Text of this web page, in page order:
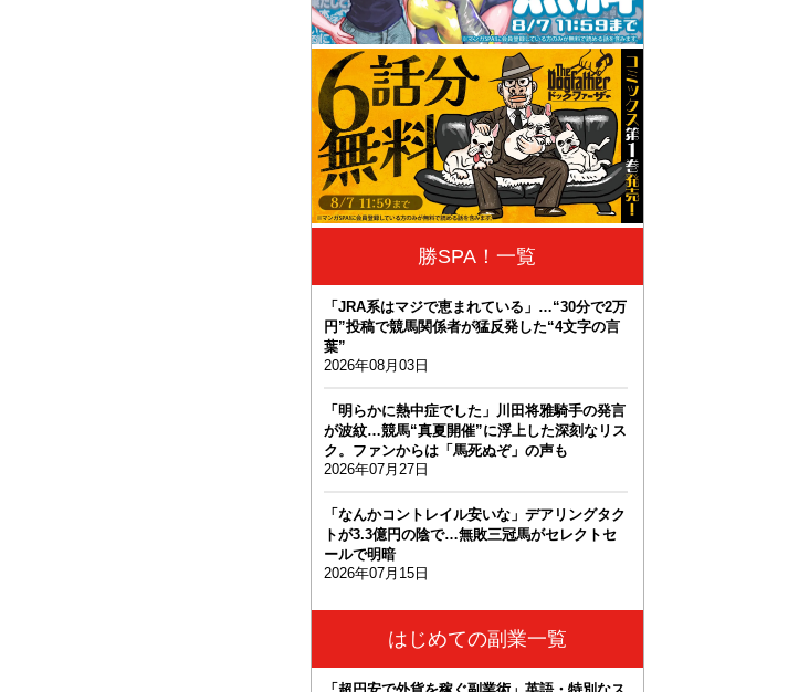
勝SPA！一覧
「JRA系はマジで恵まれている」…“30分で2万
円”投稿で競馬関係者が猛反発した“4文字の言
葉”
2026年08月03日
「明らかに熱中症でした」川田将雅騎手の発言
が波紋…競馬“真夏開催”に浮上した深刻なリス
ク。ファンからは「馬死ぬぞ」の声も
2026年07月27日
「なんかコントレイル安いな」デアリングタク
トが3.3億円の陰で…無敗三冠馬がセレクトセ
ールで明暗
2026年07月15日
はじめての副業一覧